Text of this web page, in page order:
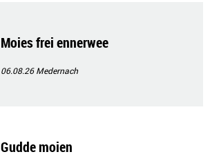
Moies frei ennerwee
06.08.26Medernach
Gudde moien